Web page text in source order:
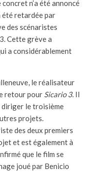
n’a été annoncé
été retardée par
des scénaristes
Cette grève a
a considérablement
le réalisateur
retour pour Sicario 3. Il
diriger le troisième
projets.
des deux premiers
et est également à
que le film se
joué par Benicio